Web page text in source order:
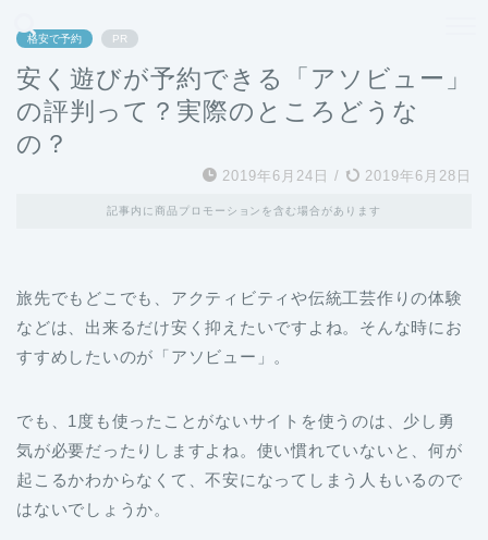
格安で予約 PR
安く遊びが予約できる「アソビュー」
の評判って？実際のところどうな
の？
2019年6月24日 / 2019年6月28日
記事内に商品プロモーションを含む場合があります
旅先でもどこでも、アクティビティや伝統工芸作りの体験
などは、出来るだけ安く抑えたいですよね。そんな時にお
すすめしたいのが「アソビュー」。
でも、1度も使ったことがないサイトを使うのは、少し勇
気が必要だったりしますよね。使い慣れていないと、何が
起こるかわからなくて、不安になってしまう人もいるので
はないでしょうか。